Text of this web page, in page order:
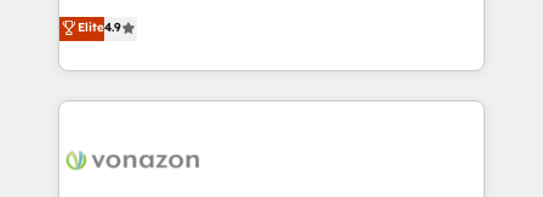
B2B à travers l’acquisition de nouveaux clients,
l'intégration CRM et le développement des revenus
auprès de vos comptes existants. En France et à
l'international, nous travaillons avec des ETI
delà d’une simple transformation digitale et des
Elite4.9